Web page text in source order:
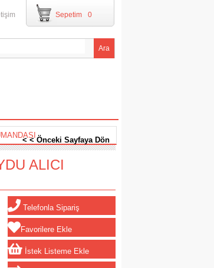
Sepetim 0
< < Önceki Sayfaya Dön
ALICI
Telefonla Sipariş
Favorilere Ekle
İstek Listeme Ekle